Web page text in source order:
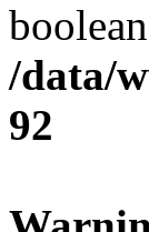
/data/
92